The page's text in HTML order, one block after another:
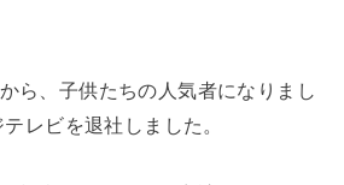
ら、子供たちの人気者になりまし
レビを退社しました。